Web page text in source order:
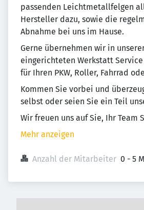
passenden Leichtmetallfelgen
Hersteller dazu, sowie die
Abnahme bei uns im Hause.
Gerne übernehmen wir in
eingerichteten Werkstatt
für Ihren PKW, Roller, Fahrrad
Kommen Sie vorbei und
selbst oder seien Sie ein Teil
Wir freuen uns auf Sie, Ihr Team
Mehr anzeigen
Anzahl der Mitarbeiter 0 - 5